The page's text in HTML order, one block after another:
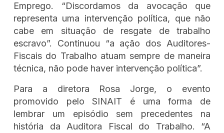
Emprego. “Discordamos da avocação que
representa uma intervenção política, que não
cabe em situação de resgate de trabalho
escravo”. Continuou “a ação dos Auditores-
Fiscais do Trabalho atuam sempre de maneira
técnica, não pode haver intervenção política”.
Para a diretora Rosa Jorge, o evento
promovido pelo SINAIT é uma forma de
lembrar um episódio sem precedentes na
história da Auditora Fiscal do Trabalho. “A